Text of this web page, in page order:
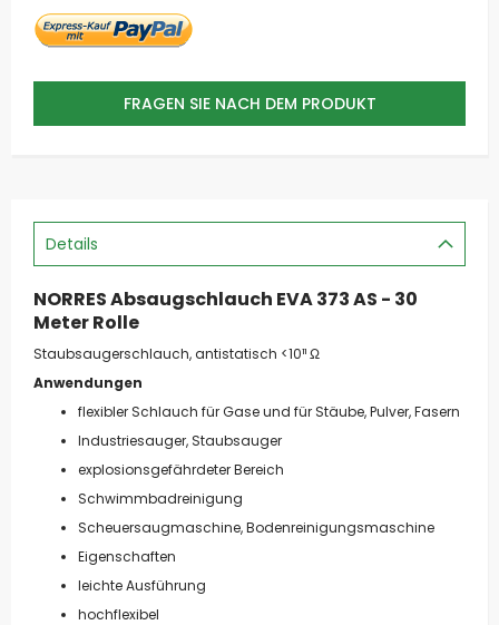
FRAGEN SIE NACH DEM PRODUKT
Details
NORRES Absaugschlauch EVA 373 AS - 30
Meter Rolle
Staubsaugerschlauch, antistatisch <10¹¹ Ω
Anwendungen
flexibler Schlauch für Gase und für Stäube, Pulver, Fasern
Industriesauger, Staubsauger
explosionsgefährdeter Bereich
Schwimmbadreinigung
Scheuersaugmaschine, Bodenreinigungsmaschine
Eigenschaften
leichte Ausführung
hochflexibel